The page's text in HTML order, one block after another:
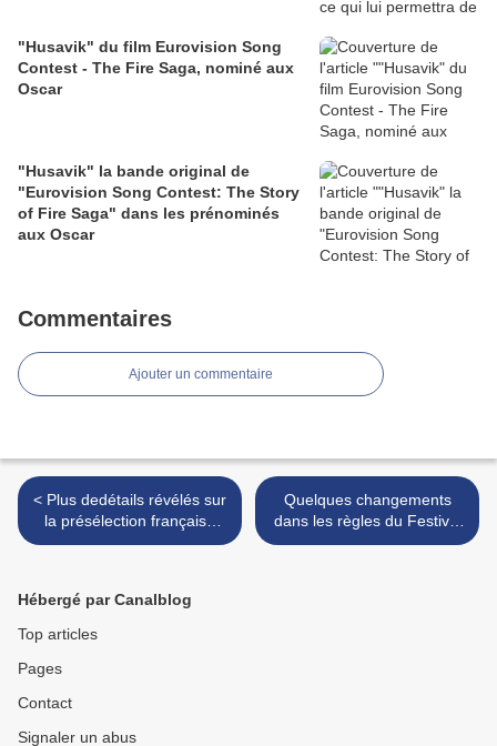
"Husavik" du film Eurovision Song
Contest - The Fire Saga, nominé aux
Oscar
"Husavik" la bande original de
"Eurovision Song Contest: The Story
of Fire Saga" dans les prénominés
aux Oscar
Commentaires
Ajouter un commentaire
< Plus dedétails révélés sur
la présélection française
"Destination Eurovision"
Quelques changements
dans les règles du Festival
de San Remo 2018 >
Hébergé par Canalblog
Top articles
Pages
Contact
Signaler un abus